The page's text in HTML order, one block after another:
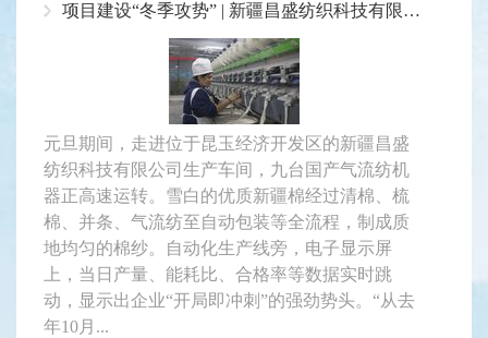
项目建设“冬季攻势” | 新疆昌盛纺织科技有限公司开足马力冲刺新年“开门红”
元旦期间，走进位于昆玉经济开发区的新疆昌盛
纺织科技有限公司生产车间，九台国产气流纺机
器正高速运转。雪白的优质新疆棉经过清棉、梳
棉、并条、气流纺至自动包装等全流程，制成质
地均匀的棉纱。自动化生产线旁，电子显示屏
上，当日产量、能耗比、合格率等数据实时跳
动，显示出企业“开局即冲刺”的强劲势头。“从去
年10月...